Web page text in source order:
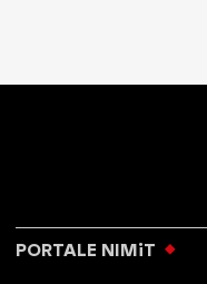
PORTALE NIMiT